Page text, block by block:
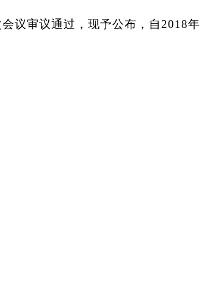
议审议通过，现予公布，自2018年